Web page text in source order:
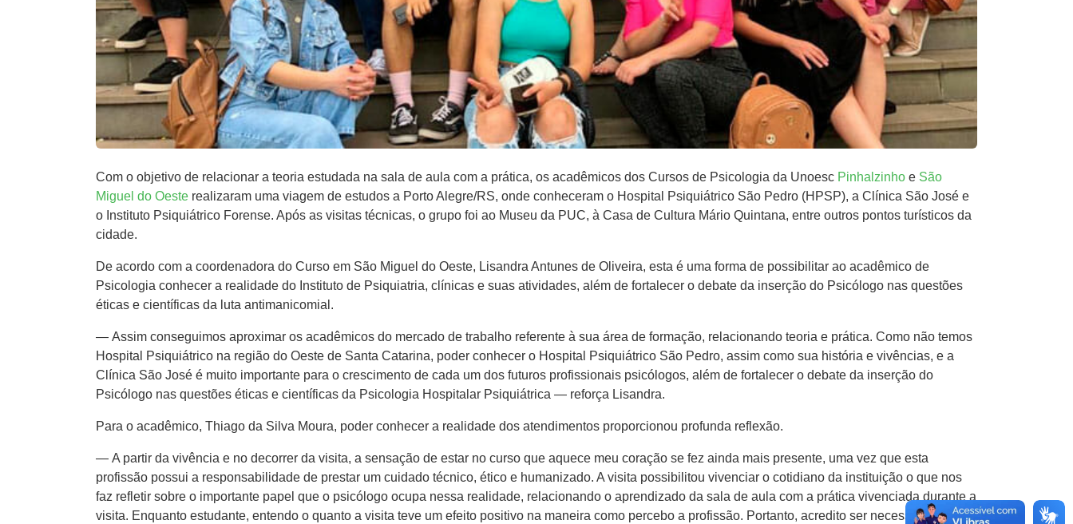
Com o objetivo de relacionar a teoria estudada na sala de aula com a prática, os acadêmicos dos Cursos de Psicologia da Unoesc Pinhalzinho e São
Miguel do Oeste realizaram uma viagem de estudos a Porto Alegre/RS, onde conheceram o Hospital Psiquiátrico São Pedro (HPSP), a Clínica São José e
o Instituto Psiquiátrico Forense. Após as visitas técnicas, o grupo foi ao Museu da PUC, à Casa de Cultura Mário Quintana, entre outros pontos turísticos da
cidade.
De acordo com a coordenadora do Curso em São Miguel do Oeste, Lisandra Antunes de Oliveira, esta é uma forma de possibilitar ao acadêmico de
Psicologia conhecer a realidade do Instituto de Psiquiatria, clínicas e suas atividades, além de fortalecer o debate da inserção do Psicólogo nas questões
éticas e científicas da luta antimanicomial.
— Assim conseguimos aproximar os acadêmicos do mercado de trabalho referente à sua área de formação, relacionando teoria e prática. Como não temos
Hospital Psiquiátrico na região do Oeste de Santa Catarina, poder conhecer o Hospital Psiquiátrico São Pedro, assim como sua história e vivências, e a
Clínica São José é muito importante para o crescimento de cada um dos futuros profissionais psicólogos, além de fortalecer o debate da inserção do
Psicólogo nas questões éticas e científicas da Psicologia Hospitalar Psiquiátrica — reforça Lisandra.
Para o acadêmico, Thiago da Silva Moura, poder conhecer a realidade dos atendimentos proporcionou profunda reflexão.
— A partir da vivência e no decorrer da visita, a sensação de estar no curso que aquece meu coração se fez ainda mais presente, uma vez que esta
profissão possui a responsabilidade de prestar um cuidado técnico, ético e humanizado. A visita possibilitou vivenciar o cotidiano da instituição o que nos
faz refletir sobre o importante papel que o psicólogo ocupa nessa realidade, relacionando o aprendizado da sala de aula com a prática vivenciada durante a
visita. Enquanto estudante, entendo o quanto a visita teve um efeito positivo na maneira como percebo a profissão. Portanto, acredito ser necessário que